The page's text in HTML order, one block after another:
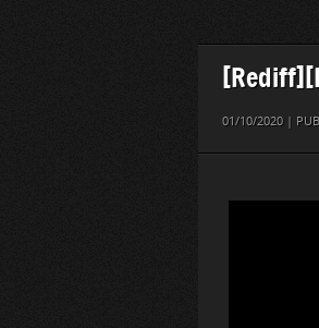
01/10/2020 |